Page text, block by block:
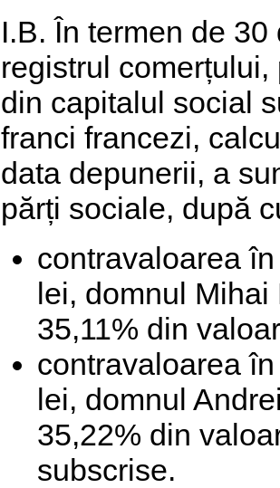
I.B. În termen de
registrul
din capitalul social
franci francezi,
data depunerii, a
părți sociale, după
contravaloarea
lei, domnul
35,11% din
contravaloarea
lei, domnul
35,22% din
subscrise.